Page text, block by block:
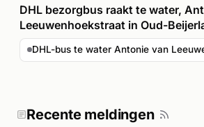
DHL bezorgbus raakt te water,
Leeuwenhoekstraat in Oud-
Recente meldingen